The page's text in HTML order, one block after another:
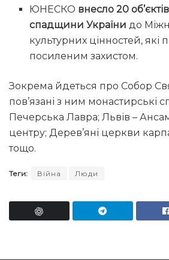
ЮНЕСКО внесло 20
спадщини України до
культурних цінностей, які
посиленим захистом.
Зокрема йдеться про Собор
пов’язані з ним монастирські
Печерська Лавра; Львів –
центру; Дерев’яні церкви
тощо.
Теги: Війна Люди